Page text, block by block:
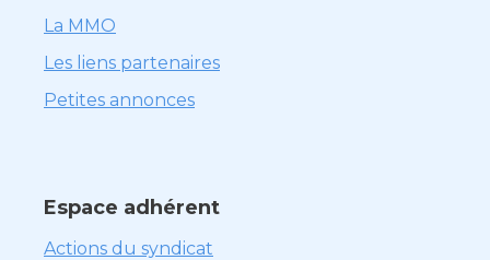
La MMO
Les liens partenaires
Petites annonces
Espace adhérent
Actions du syndicat